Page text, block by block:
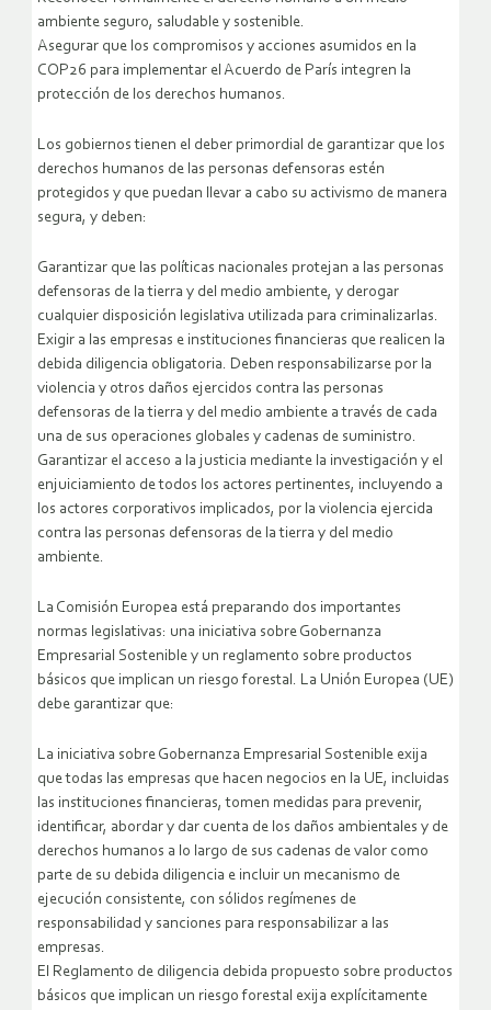
ambiente seguro, saludable y sostenible.
Asegurar que los compromisos y acciones asumidos en la
COP26 para implementar el Acuerdo de París integren la
protección de los derechos humanos.
Los gobiernos tienen el deber primordial de garantizar que los
derechos humanos de las personas defensoras estén
protegidos y que puedan llevar a cabo su activismo de manera
segura, y deben:
Garantizar que las políticas nacionales protejan a las personas
defensoras de la tierra y del medio ambiente, y derogar
cualquier disposición legislativa utilizada para criminalizarlas.
Exigir a las empresas e instituciones financieras que realicen la
debida diligencia obligatoria. Deben responsabilizarse por la
violencia y otros daños ejercidos contra las personas
defensoras de la tierra y del medio ambiente a través de cada
una de sus operaciones globales y cadenas de suministro.
Garantizar el acceso a la justicia mediante la investigación y el
enjuiciamiento de todos los actores pertinentes, incluyendo a
los actores corporativos implicados, por la violencia ejercida
contra las personas defensoras de la tierra y del medio
ambiente.
La Comisión Europea está preparando dos importantes
normas legislativas: una iniciativa sobre Gobernanza
Empresarial Sostenible y un reglamento sobre productos
básicos que implican un riesgo forestal. La Unión Europea (UE)
debe garantizar que:
La iniciativa sobre Gobernanza Empresarial Sostenible exija
que todas las empresas que hacen negocios en la UE, incluidas
las instituciones financieras, tomen medidas para prevenir,
identificar, abordar y dar cuenta de los daños ambientales y de
derechos humanos a lo largo de sus cadenas de valor como
parte de su debida diligencia e incluir un mecanismo de
ejecución consistente, con sólidos regímenes de
responsabilidad y sanciones para responsabilizar a las
empresas.
El Reglamento de diligencia debida propuesto sobre productos
básicos que implican un riesgo forestal exija explícitamente